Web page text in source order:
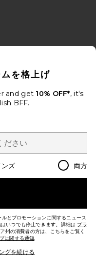
付コードペンダントネックレス
セット
を格上げ
and get 10% OFF*, it's
BFF.
ンズ 両方
とプロモーションに関するニュース
いつでも停止できます。詳細は プラ
州の消費者の方は、こちらをご覧く
に関する通知.
グを続ける